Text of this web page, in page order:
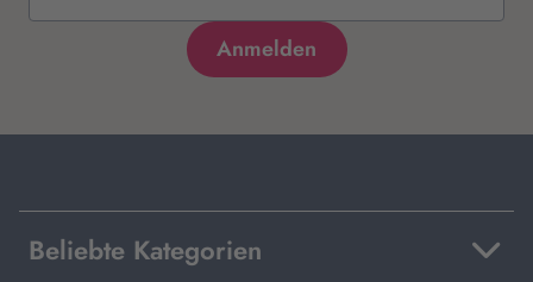
Beliebte Kategorien